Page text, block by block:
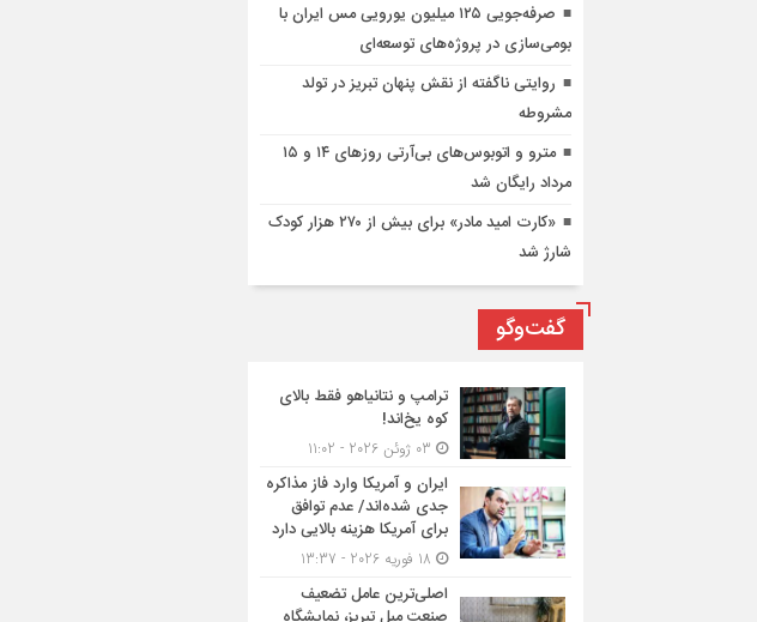
صرفه‌جویی ۱۲۵ میلیون یورویی مس ایران با
بومی‌سازی در پروژه‌های توسعه‌ای
روایتی ناگفته از نقش پنهان تبریز در تولد
مشروطه
مترو و اتوبوس‌های بی‌آرتی روزهای ۱۴ و ۱۵
مرداد رایگان شد
«کارت امید مادر» برای بیش از ۲۷۰ هزار کودک
شارژ شد
گفت‌وگو
ترامپ و نتانیاهو فقط بالای
کوه یخ‌اند!
ایران و آمریکا وارد فاز مذاکره
جدی شده‌اند/ عدم توافق
برای آمریکا هزینه بالایی دارد
اصلی‌ترین عامل تضعیف